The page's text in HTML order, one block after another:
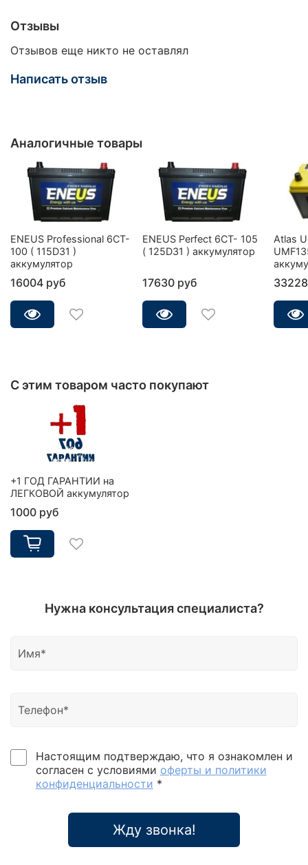
Отзывы
Отзывов еще никто не оставлял
Написать отзыв
Аналогичные товары
ENEUS Professional 6CT-
100 ( 115D31 )
аккумулятор
16004 руб
ENEUS Perfect 6CT- 105
( 125D31 ) аккумулятор
17630 руб
Atlas
С этим товаром часто покупают
+1 ГОД ГАРАНТИИ на
ЛЕГКОВОЙ аккумулятор
1000 руб
Нужна консультация специалиста?
Настоящим подтверждаю, что я ознакомлен и
согласен с условиями оферты и политики
конфиденциальности *
Жду звонка!